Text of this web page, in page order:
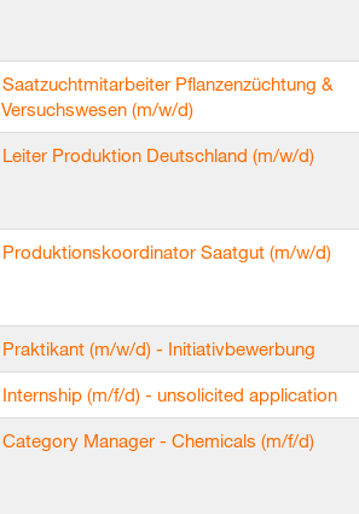
Saatzuchtmitarbeiter Pflanzenzüchtung &
Versuchswesen (m/w/d)
Leiter Produktion Deutschland (m/w/d)
Produktionskoordinator Saatgut (m/w/d)
Praktikant (m/w/d) - Initiativbewerbung
Internship (m/f/d) - unsolicited application
Category Manager - Chemicals (m/f/d)